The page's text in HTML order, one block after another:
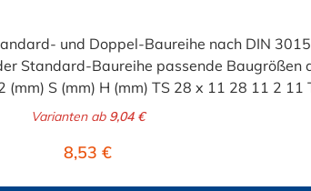
und Doppel-Baureihe nach DIN
Varianten ab9,04 €
Regulärer Preis:
8,53 €